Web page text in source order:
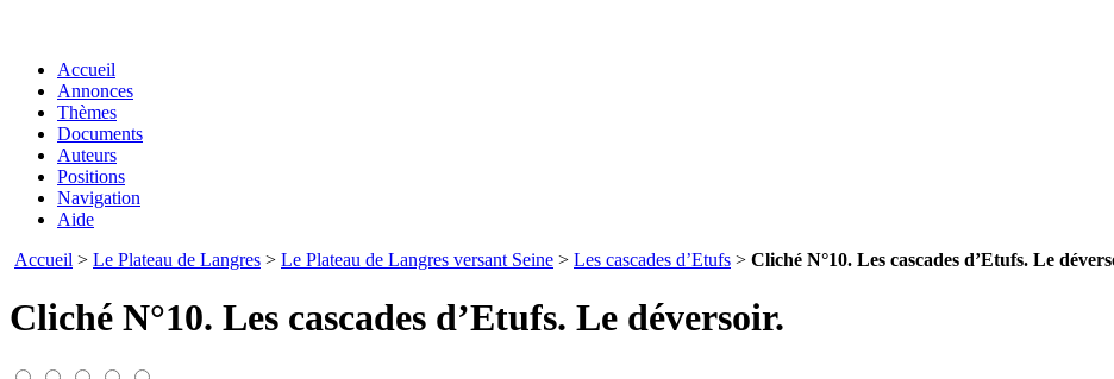
Accueil
Annonces
Thèmes
Documents
Auteurs
Positions
Navigation
Aide
Accueil > Le Plateau de Langres > Le Plateau de Langres versant Seine > Les cascades d’Etufs > Cliché N°10. Les cascades d’Etufs. Le
Cliché N°10. Les cascades d’Etufs. Le déversoir.